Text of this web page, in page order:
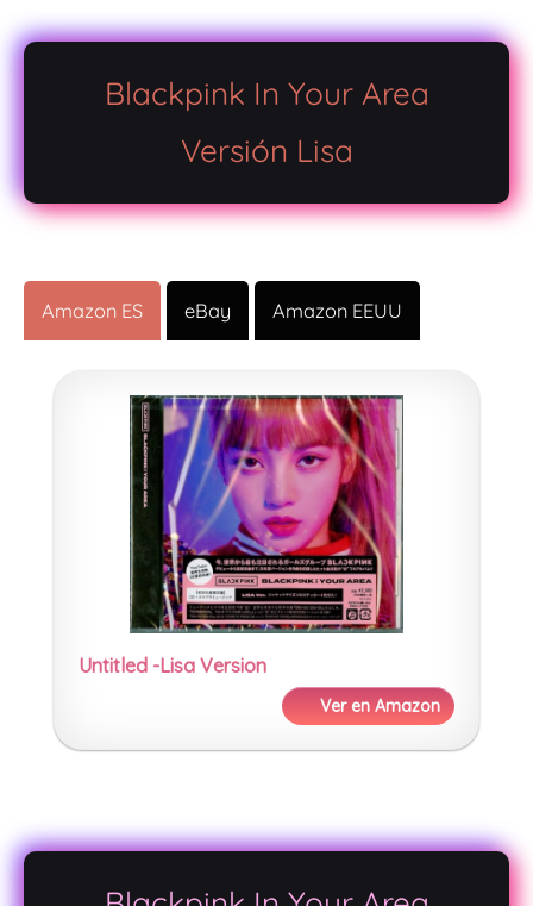
Blackpink In Your Area
Versión Lisa
Amazon ES eBay Amazon EEUU
Untitled -Lisa Version
Ver en Amazon